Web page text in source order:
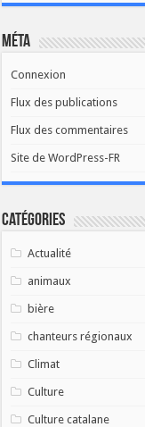
Méta
Connexion
Flux des publications
Flux des commentaires
Site de WordPress-FR
Catégories
Actualité
animaux
bière
chanteurs régionaux
Climat
Culture
Culture catalane